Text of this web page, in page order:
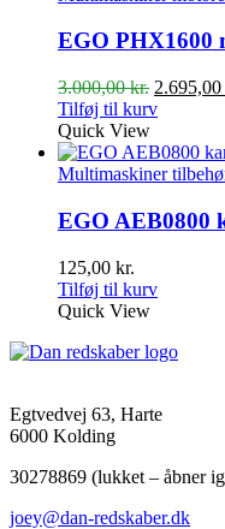
EGO PHX1600
3.000,00kr. Den
var:
3.000,00
2.695,00
Tilføj til kurv
Quick View
Multimaskiner
EGO AEB0800
125,00 kr.
Tilføj til kurv
Quick View
Egtvedvej 63, Harte
6000 Kolding
30278869 (lukket – åbner
joey@dan-redskaber.dk